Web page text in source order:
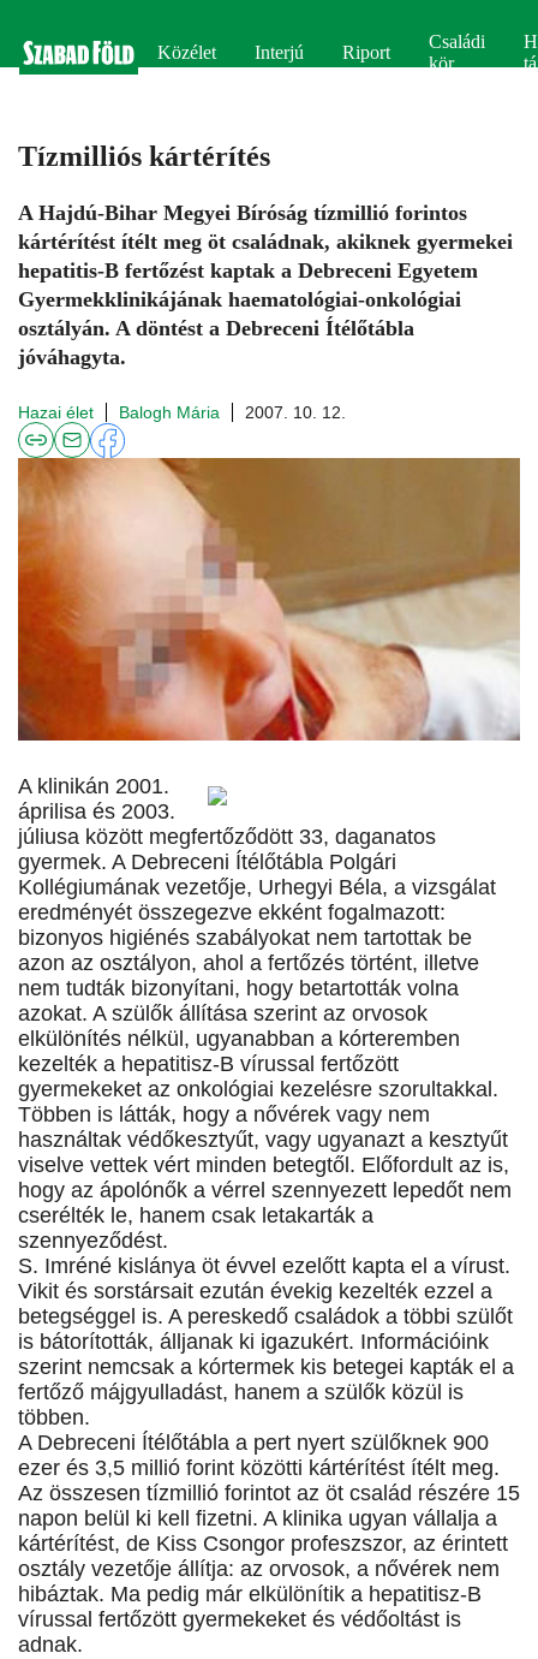
Közélet Interjú Riport
Családi
kör
Tízmilliós kártérítés
A Hajdú-Bihar Megyei Bíróság tízmillió forintos
kártérítést ítélt meg öt családnak, akiknek gyermekei
hepatitis-B fertőzést kaptak a Debreceni Egyetem
Gyermekklinikájának haematológiai-onkológiai
osztályán. A döntést a Debreceni Ítélőtábla
jóváhagyta.
Hazai élet Balogh Mária 2007. 10. 12.
A klinikán 2001.
áprilisa és 2003.
júliusa között megfertőződött 33, daganatos
gyermek. A Debreceni Ítélőtábla Polgári
Kollégiumának vezetője, Urhegyi Béla, a vizsgálat
eredményét összegezve ekként fogalmazott:
bizonyos higiénés szabályokat nem tartottak be
azon az osztályon, ahol a fertőzés történt, illetve
nem tudták bizonyítani, hogy betartották volna
azokat. A szülők állítása szerint az orvosok
elkülönítés nélkül, ugyanabban a kórteremben
kezelték a hepatitisz-B vírussal fertőzött
gyermekeket az onkológiai kezelésre szorultakkal.
Többen is látták, hogy a nővérek vagy nem
használtak védőkesztyűt, vagy ugyanazt a kesztyűt
viselve vettek vért minden betegtől. Előfordult az is,
hogy az ápolónők a vérrel szennyezett lepedőt nem
cserélték le, hanem csak letakarták a
szennyeződést.
S. Imréné kislánya öt évvel ezelőtt kapta el a vírust.
Vikit és sorstársait ezután évekig kezelték ezzel a
betegséggel is. A pereskedő családok a többi szülőt
is bátorították, álljanak ki igazukért. Információink
szerint nemcsak a kórtermek kis betegei kapták el a
fertőző májgyulladást, hanem a szülők közül is
többen.
A Debreceni Ítélőtábla a pert nyert szülőknek 900
ezer és 3,5 millió forint közötti kártérítést ítélt meg.
Az összesen tízmillió forintot az öt család részére 15
napon belül ki kell fizetni. A klinika ugyan vállalja a
kártérítést, de Kiss Csongor profeszszor, az érintett
osztály vezetője állítja: az orvosok, a nővérek nem
hibáztak. Ma pedig már elkülönítik a hepatitisz-B
vírussal fertőzött gyermekeket és védőoltást is
adnak.